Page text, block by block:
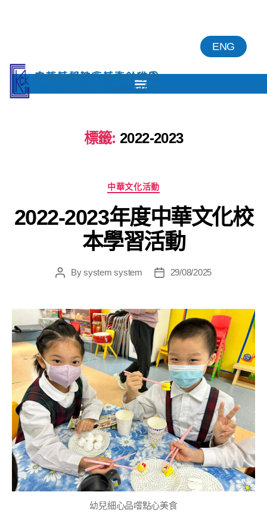
ENG
標籤: 2022-2023
中華文化活動
2022-2023年度中華文化校
本學習活動
Bysystem system 29/08/2025
幼兒細心品嚐點心美食